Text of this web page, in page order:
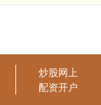
炒股网上
配资开户